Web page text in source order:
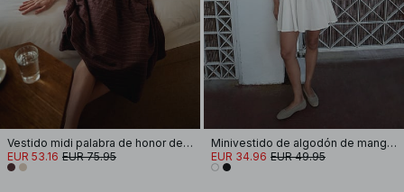
Vestido midi palabra de honor de mezcla de lino
EUR 53.16 EUR 75.95
Minivestido de algodón de manga corta y plisado
EUR 34.96 EUR 49.95